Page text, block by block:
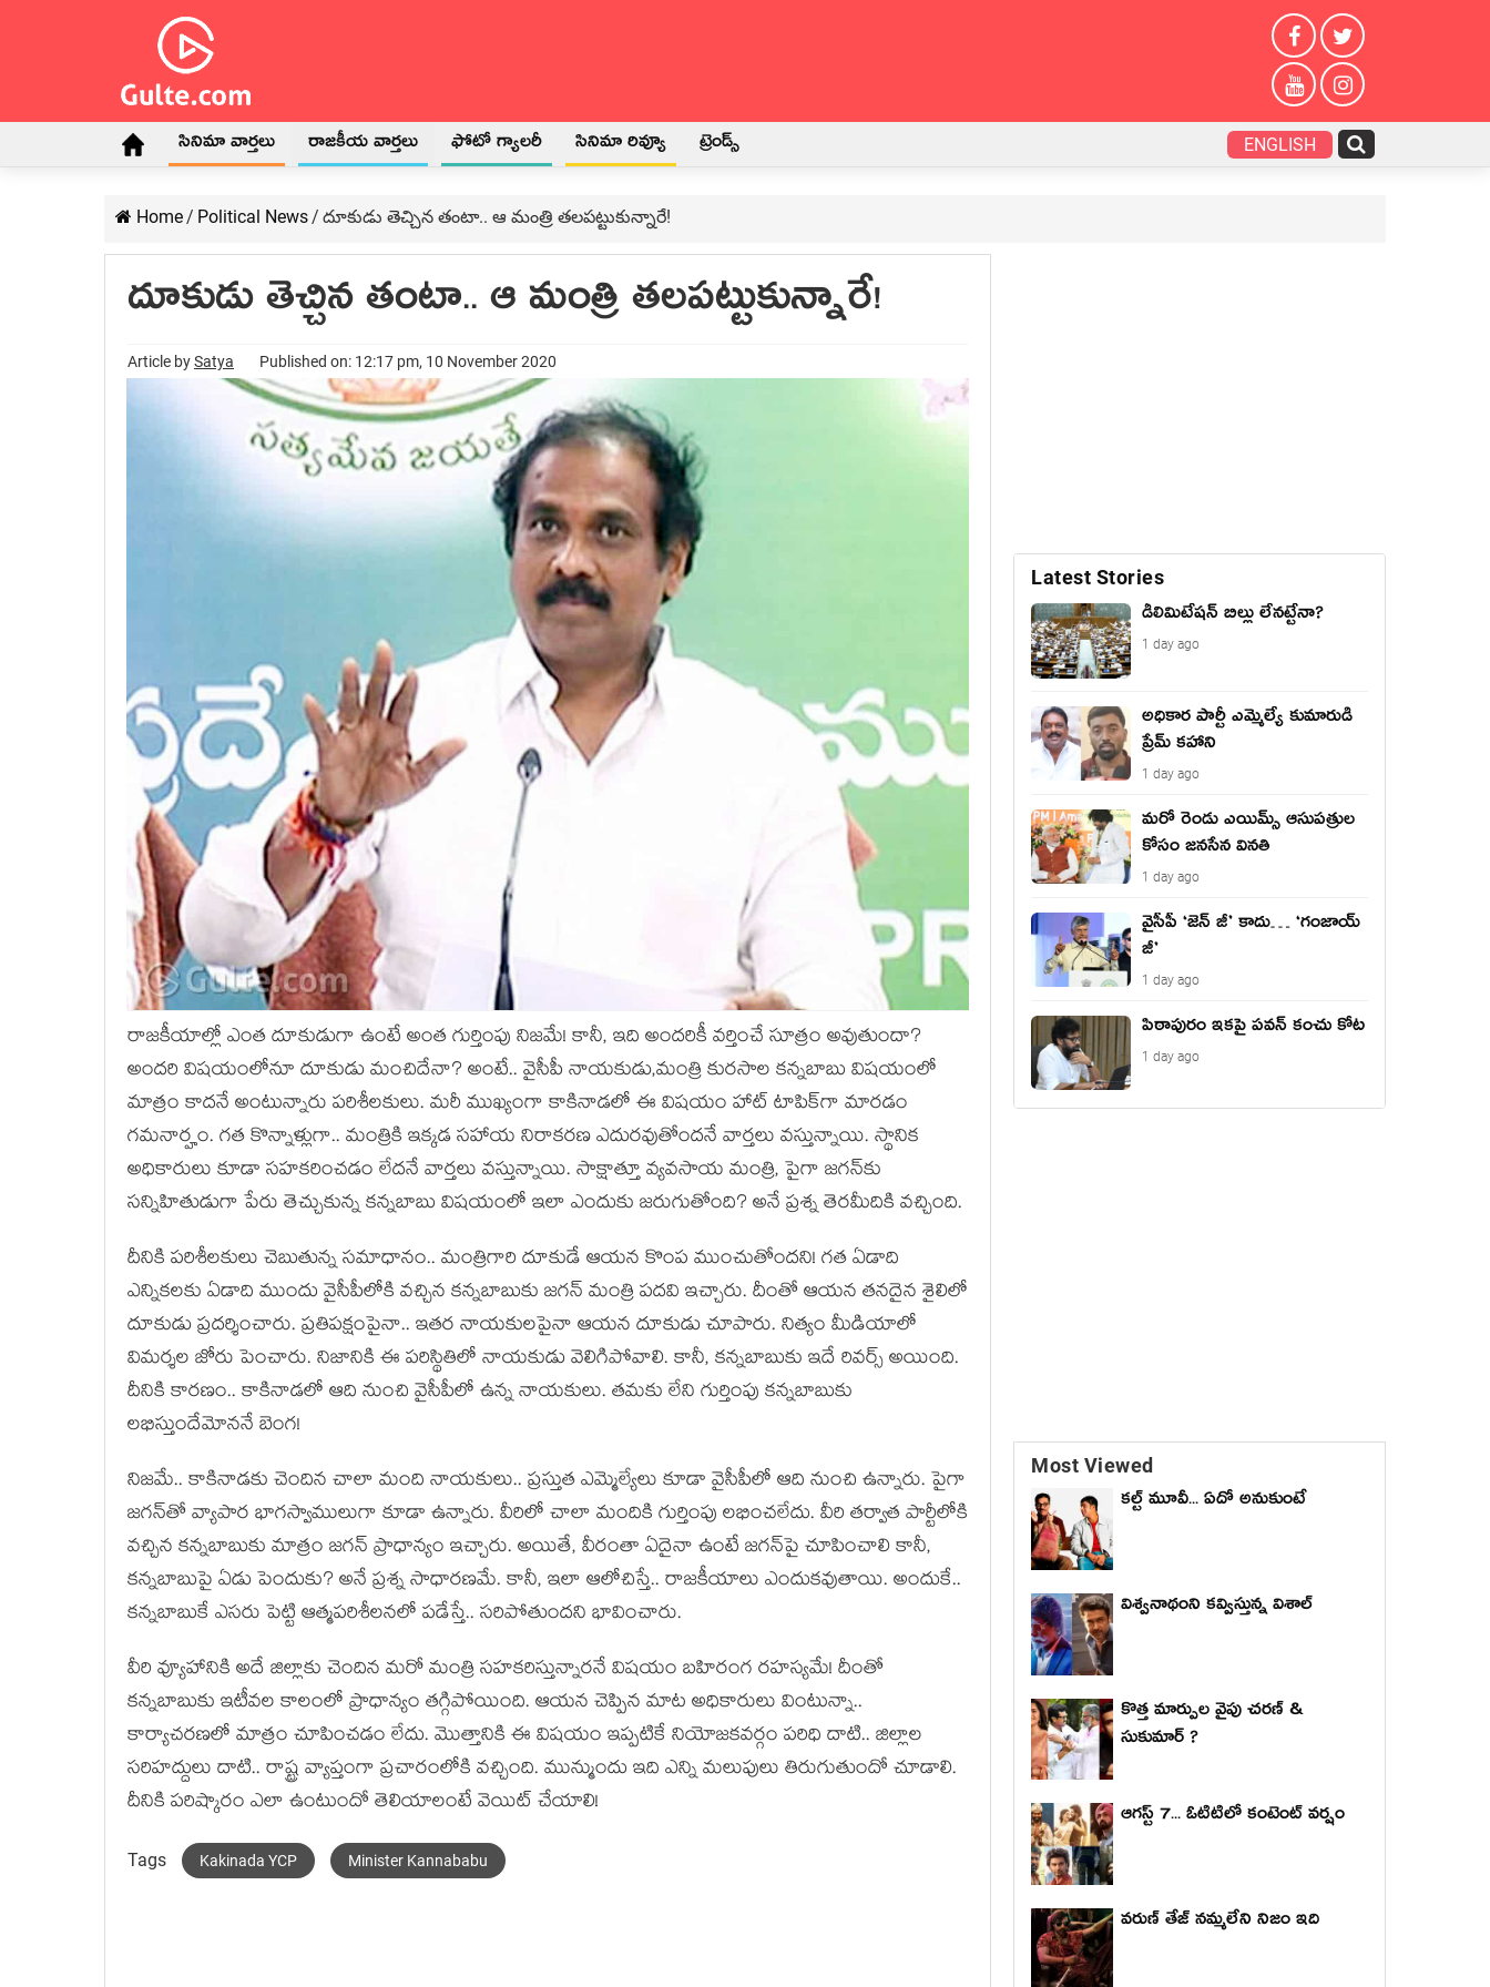
సినిమా వార్తలు రాజకీయ వార్తలు ఫోటో గ్యాలరీ సినిమా రివ్యూ ట్రెండ్స్ ENGLISH
Home/ Political News/ దూకుడు తెచ్చిన తంటా.. ఆ మంత్రి త‌ల‌ప‌ట్టుకున్నారే!
దూకుడు తెచ్చిన తంటా.. ఆ మంత్రి త‌ల‌ప‌ట్టుకున్నారే!
Article bySatya Published on: 12:17 pm, 10 November 2020
రాజ‌కీయాల్లో ఎంత దూకుడుగా ఉంటే అంత గుర్తింపు నిజ‌మే! కానీ, ఇది అంద‌రికీ వ‌ర్తించే సూత్రం అవుతుందా?
అంద‌రి విషయంలోనూ దూకుడు మంచిదేనా? అంటే.. వైసీపీ నాయ‌కుడు,మంత్రి కుర‌సాల క‌న్న‌బాబు విష‌యంలో
మాత్రం కాద‌నే అంటున్నారు ప‌రిశీల‌కులు. మ‌రీ ముఖ్యంగా కాకినాడ‌లో ఈ విష‌యం హాట్ టాపిక్‌గా మార‌డం
గ‌మ‌నార్హం. గ‌త కొన్నాళ్లుగా.. మంత్రికి ఇక్క‌డ స‌హాయ నిరాక‌ర‌ణ ఎదుర‌వుతోంద‌నే వార్త‌లు వస్తున్నాయి. స్థానిక
అధికారులు కూడా స‌హ‌క‌రించ‌డం లేద‌నే వార్త‌లు వ‌స్తున్నాయి. సాక్షాత్తూ వ్య‌వ‌సాయ మంత్రి, పైగా జ‌గ‌న్‌కు
స‌న్నిహితుడుగా పేరు తెచ్చుకున్న క‌న్న‌బాబు విష‌యంలో ఇలా ఎందుకు జ‌రుగుతోంది? అనే ప్ర‌శ్న తెర‌మీదికి వ‌చ్చింది.
దీనికి ప‌రిశీల‌కులు చెబుతున్న స‌మాధానం.. మంత్రిగారి దూకుడే ఆయ‌న కొంప ముంచుతోంద‌ని! గత ఏడాది
ఎన్నిక‌ల‌కు ఏడాది ముందు వైసీపీలోకి వ‌చ్చిన క‌న్న‌బాబుకు జ‌గ‌న్ మంత్రి ప‌ద‌వి ఇచ్చారు. దీంతో ఆయ‌న త‌న‌దైన శైలిలో
దూకుడు ప్ర‌ద‌ర్శించారు. ప్ర‌తిప‌క్షంపైనా.. ఇత‌ర నాయ‌కుల‌పైనా ఆయ‌న దూకుడు చూపారు. నిత్యం మీడియాలో
విమ‌ర్శ‌ల జోరు పెంచారు. నిజానికి ఈ ప‌రిస్థితిలో నాయ‌కుడు వెలిగిపోవాలి. కానీ, క‌న్న‌బాబుకు ఇదే రివ‌ర్స్ అయింది.
దీనికి కార‌ణం.. కాకినాడలో ఆది నుంచి వైసీపీలో ఉన్న నాయ‌కులు. త‌మ‌కు లేని గుర్తింపు క‌న్న‌బాబుకు
ల‌భిస్తుందేమోననే బెంగ‌!
నిజ‌మే.. కాకినాడ‌కు చెందిన చాలా మంది నాయ‌కులు.. ప్ర‌స్తుత ఎమ్మెల్యేలు కూడా వైసీపీలో ఆది నుంచి ఉన్నారు. పైగా
జ‌గ‌న్‌తో వ్యాపార భాగ‌స్వాములుగా కూడా ఉన్నారు. వీరిలో చాలా మందికి గుర్తింపు ల‌భించ‌లేదు. వీరి త‌ర్వాత పార్టీలోకి
వ‌చ్చిన క‌న్న‌బాబుకు మాత్రం జ‌గ‌న్ ప్రాధాన్యం ఇచ్చారు. అయితే, వీరంతా ఏదైనా ఉంటే జ‌గ‌న్‌పై చూపించాలి కానీ,
క‌న్న‌బాబుపై ఏడు పెందుకు? అనే ప్ర‌శ్న సాధార‌ణ‌మే. కానీ, ఇలా ఆలోచిస్తే.. రాజ‌కీయాలు ఎందుక‌వుతాయి. అందుకే..
క‌న్న‌బాబుకే ఎస‌రు పెట్టి ఆత్మ‌ప‌రిశీల‌న‌లో ప‌డేస్తే.. స‌రిపోతుంద‌ని భావించారు.
వీరి వ్యూహానికి అదే జిల్లాకు చెందిన మ‌రో మంత్రి స‌హ‌క‌రిస్తున్నార‌నే విష‌యం బ‌హిరంగ ర‌హ‌స్య‌మే! దీంతో
క‌న్న‌బాబుకు ఇటీవ‌ల కాలంలో ప్రాధాన్యం త‌గ్గిపోయింది. ఆయ‌న చెప్పిన మాట అధికారులు వింటున్నా..
కార్యాచ‌ర‌ణ‌లో మాత్రం చూపించ‌డం లేదు. మొత్తానికి ఈ విష‌యం ఇప్ప‌టికే నియోజ‌క‌వ‌ర్గం ప‌రిధి దాటి.. జిల్లాల
స‌రిహ‌ద్దులు దాటి.. రాష్ట్ర వ్యాప్తంగా ప్ర‌చారంలోకి వ‌చ్చింది. మున్ముందు ఇది ఎన్ని మ‌లుపులు తిరుగుతుందో చూడాలి.
దీనికి ప‌రిష్కారం ఎలా ఉంటుందో తెలియాలంటే వెయిట్ చేయాలి!
Tags Kakinada YCP Minister Kannababu
Latest Stories
డీలిమిటేషన్ బిల్లు లేన‌ట్టేనా?
1 day ago
అధికార పార్టీ ఎమ్మెల్యే కుమారుడి
ప్రేమ్ కహాని
1 day ago
మరో రెండు ఎయిమ్స్ ఆసుపత్రుల
కోసం జనసేన వినతి
1 day ago
వైసీపీ ‘జెన్ జీ’ కాదు… ‘గంజాయ్
జీ’
1 day ago
పిఠాపురం ఇకపై పవన్ కంచు కోట
1 day ago
Most Viewed
కల్ట్ మూవీ... ఏదో అనుకుంటే
విశ్వనాథంని కవ్విస్తున్న విశాల్
కొత్త మార్పుల వైపు చరణ్ &
సుకుమార్ ?
ఆగస్ట్ 7... ఓటిటిలో కంటెంట్ వర్షం
వరుణ్ తేజ్ నమ్మలేని నిజం ఇది